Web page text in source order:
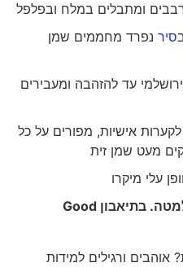
ומתבלים במלח ובפלפל
נפרד מחממים שמן
עד להזהבה ומעבירים
אישיות, מפורים על כל
מעט שמן זית
מיקרו
בתיאבוןGood
ורגילים למידות